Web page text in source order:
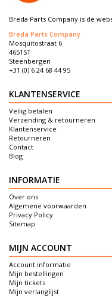
Breda Parts Company is de
Breda Parts Company
Mosquitostraat 6
4651ST
Steenbergen
+31 (0) 6 24 68 44 95
KLANTENSERVICE
Veilig betalen
Verzending & retourneren
Klantenservice
Retourneren
Contact
Blog
INFORMATIE
Over ons
Algemene voorwaarden
Privacy Policy
Sitemap
MIJN ACCOUNT
Account informatie
Mijn bestellingen
Mijn tickets
Mijn verlanglijst